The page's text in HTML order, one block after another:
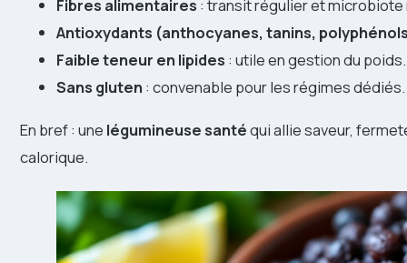
Fibres alimentaires : transit régulier et microbiote
Antioxydants (anthocyanes, tanins,
Faible teneur en lipides : utile en gestion du poids.
Sans gluten : convenable pour les régimes dédiés.
En bref : une légumineuse santéqui allie saveur,
calorique.